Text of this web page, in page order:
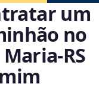
um
no